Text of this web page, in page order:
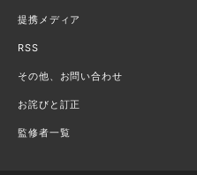
提携メディア
RSS
その他、お問い合わせ
お詫びと訂正
監修者一覧